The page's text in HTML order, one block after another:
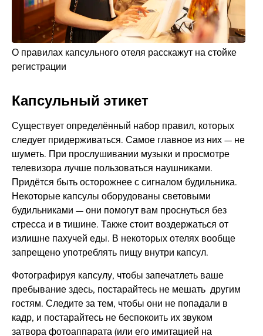
О правилах капсульного отеля расскажут на стойке
регистрации
Капсульный этикет
Существует определённый набор правил, которых
следует придерживаться. Самое главное из них — не
шуметь. При прослушивании музыки и просмотре
телевизора лучше пользоваться наушниками.
Придётся быть осторожнее с сигналом будильника.
Некоторые капсулы оборудованы световыми
будильниками — они помогут вам проснуться без
стресса и в тишине. Также стоит воздержаться от
излишне пахучей еды. В некоторых отелях вообще
запрещено употреблять пищу внутри капсул.
Фотографируя капсулу, чтобы запечатлеть ваше
пребывание здесь, постарайтесь не мешать другим
гостям. Следите за тем, чтобы они не попадали в
кадр, и постарайтесь не беспокоить их звуком
затвора фотоаппарата (или его имитацией на